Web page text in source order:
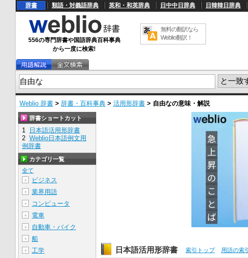
辞書 類語・対義語辞典 英和・和英辞典 日中中日辞典 日韓韓日辞典
556の専門辞書や国語辞典百科事典
から一度に検索!
無料の翻訳なら
Weblio翻訳！
Weblio 辞書 > 辞書・百科事典 > 活用形辞書 > 自由なの意味・解説
日本語活用形辞書 索引トップ 用語の索引
辞書ショートカット
1
日本語活用形辞書
2 Weblio日本語例文用
例辞書
カテゴリ一覧
全て
＋
ビジネス
＋ 業界用語
＋ コンピュータ
＋ 電車
＋ 自動車・バイク
＋ 船
＋ 工学